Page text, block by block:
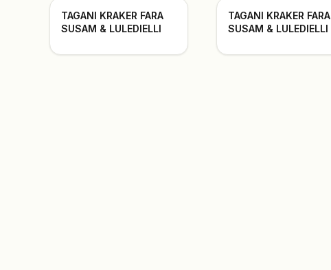
TAGANI KRAKER FARA
SUSAM & LULEDIELLI
TAGANI KRAKER FARA
SUSAM & LULEDIELLI